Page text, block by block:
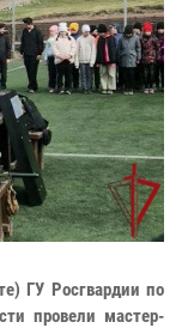
ГУ Росгвардии по
провели мастер-